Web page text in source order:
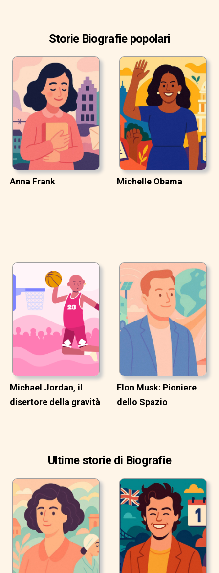
Storie Biografie popolari
Anna Frank Michelle Obama
Michael Jordan, il
disertore della gravità
Elon Musk: Pioniere
dello Spazio
Ultime storie di Biografie